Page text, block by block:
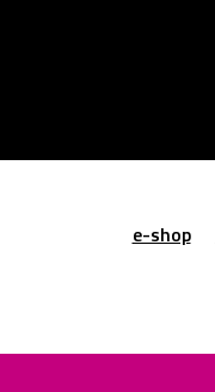
e-shop